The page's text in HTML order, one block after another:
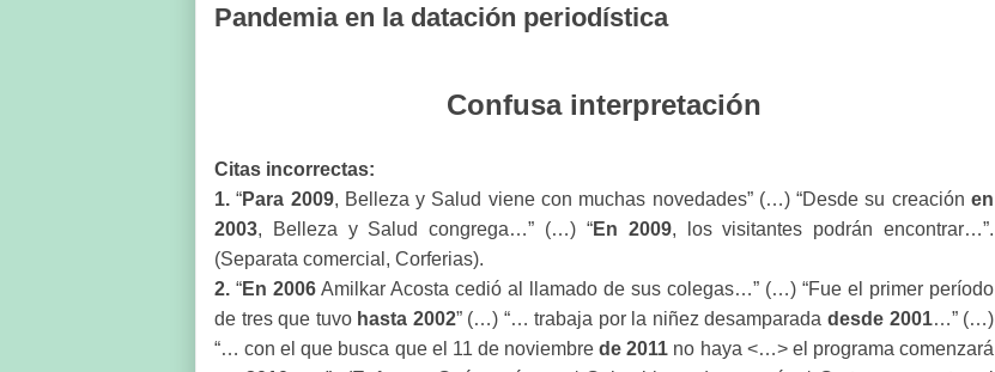
Pandemia en la datación periodística
Confusa interpretación
Citas incorrectas:
1. “Para 2009, Belleza y Salud viene con muchas novedades” (…) “Desde su creaciónen
2003, Belleza y Salud congrega…” (…) “En 2009, los visitantes podrán encontrar…”.
(Separata comercial, Corferias).
2. “En 2006 Amilkar Acosta cedió al llamado de sus colegas…” (…) “Fue el primer período
de tres que tuvo hasta 2002” (…) “… trabaja por la niñez desamparada desde 2001…” (…)
“… con el que busca que el 11 de noviembrede 2011 no haya <…> el programa comenzará